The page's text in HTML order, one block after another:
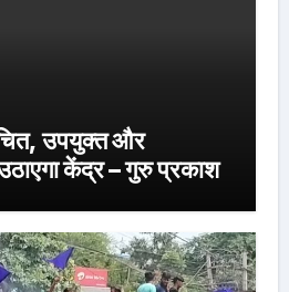
उपयुक्त और
केंद्र – गुरु प्रकाश